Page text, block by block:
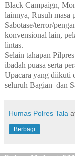
Black Campaign,
lainnya, Rusuh masa
Sabotase/terror/
konvensional lain,
lintas.
Selain tahapan
ibadah puasa serta
Upacara yang diikuti
seluruh Bagian dan
Humas Polres Tala
Berbagi